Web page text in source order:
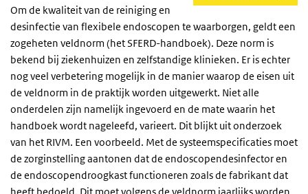
Om de kwaliteit van de reiniging en
desinfectie van flexibele endoscopen te waarborgen, geldt een
zogeheten veldnorm (het SFERD-handboek). Deze norm is
bekend bij ziekenhuizen en zelfstandige klinieken. Er is echter
nog veel verbetering mogelijk in de manier waarop de eisen uit
de veldnorm in de praktijk worden uitgewerkt. Niet alle
onderdelen zijn namelijk ingevoerd en de mate waarin het
handboek wordt nageleefd, varieert. Dit blijkt uit onderzoek
van het RIVM. Een voorbeeld. Met de systeemspecificaties moet
de zorginstelling aantonen dat de endoscopendesinfector en
de endoscopendroogkast functioneren zoals de fabrikant dat